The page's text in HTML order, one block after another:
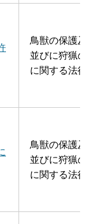
鳥獣の保護及
並びに狩猟の
に関する法律
鳥獣の保護及
並びに狩猟の
に関する法律